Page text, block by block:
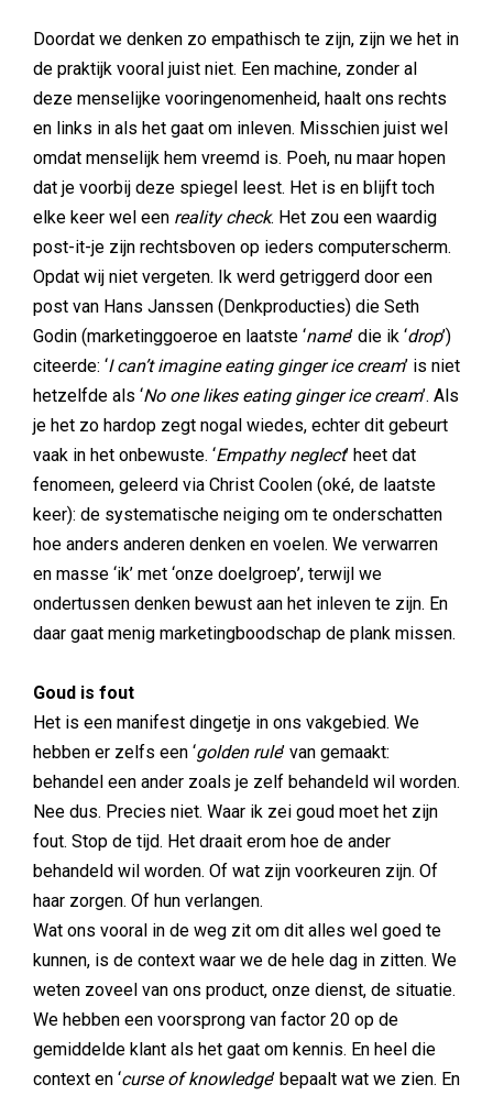
Doordat we denken zo empathisch te zijn, zijn we het in
de praktijk vooral juist niet. Een machine, zonder al
deze menselijke vooringenomenheid, haalt ons rechts
en links in als het gaat om inleven. Misschien juist wel
omdat menselijk hem vreemd is. Poeh, nu maar hopen
dat je voorbij deze spiegel leest. Het is en blijft toch
elke keer wel een reality check. Het zou een waardig
post-it-je zijn rechtsboven op ieders computerscherm.
Opdat wij niet vergeten. Ik werd getriggerd door een
post van Hans Janssen (Denkproducties) die Seth
Godin (marketinggoeroe en laatste ‘name’ die ik ‘drop’)
citeerde: ‘I can’t imagine eating ginger ice cream’ is niet
hetzelfde als ‘No one likes eating ginger ice cream’. Als
je het zo hardop zegt nogal wiedes, echter dit gebeurt
vaak in het onbewuste. ‘Empathy neglect’ heet dat
fenomeen, geleerd via Christ Coolen (oké, de laatste
keer): de systematische neiging om te onderschatten
hoe anders anderen denken en voelen. We verwarren
en masse ‘ik’ met ‘onze doelgroep’, terwijl we
ondertussen denken bewust aan het inleven te zijn. En
daar gaat menig marketingboodschap de plank missen.
Goud is fout
Het is een manifest dingetje in ons vakgebied. We
hebben er zelfs een ‘golden rule’ van gemaakt:
behandel een ander zoals je zelf behandeld wil worden.
Nee dus. Precies niet. Waar ik zei goud moet het zijn
fout. Stop de tijd. Het draait erom hoe de ander
behandeld wil worden. Of wat zijn voorkeuren zijn. Of
haar zorgen. Of hun verlangen.
Wat ons vooral in de weg zit om dit alles wel goed te
kunnen, is de context waar we de hele dag in zitten. We
weten zoveel van ons product, onze dienst, de situatie.
We hebben een voorsprong van factor 20 op de
gemiddelde klant als het gaat om kennis. En heel die
context en ‘curse of knowledge’ bepaalt wat we zien. En